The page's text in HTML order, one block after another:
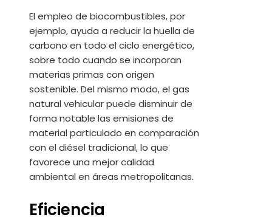
El empleo de biocombustibles, por
ejemplo, ayuda a reducir la huella de
carbono en todo el ciclo energético,
sobre todo cuando se incorporan
materias primas con origen
sostenible. Del mismo modo, el gas
natural vehicular puede disminuir de
forma notable las emisiones de
material particulado en comparación
con el diésel tradicional, lo que
favorece una mejor calidad
ambiental en áreas metropolitanas.
Eficiencia